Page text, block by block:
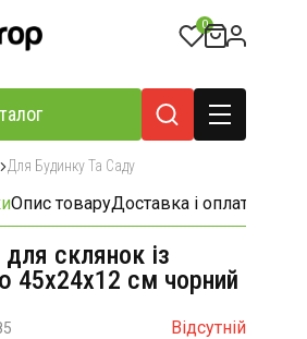
0
Для Будинку Та Саду
Опис товаруДоставка і оплата
склянок із
45х24х12 см чорний
Відсутній